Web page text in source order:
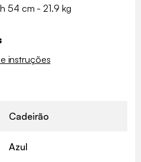
54 cm - 21.9 kg
instruções
Cadeirão
Azul